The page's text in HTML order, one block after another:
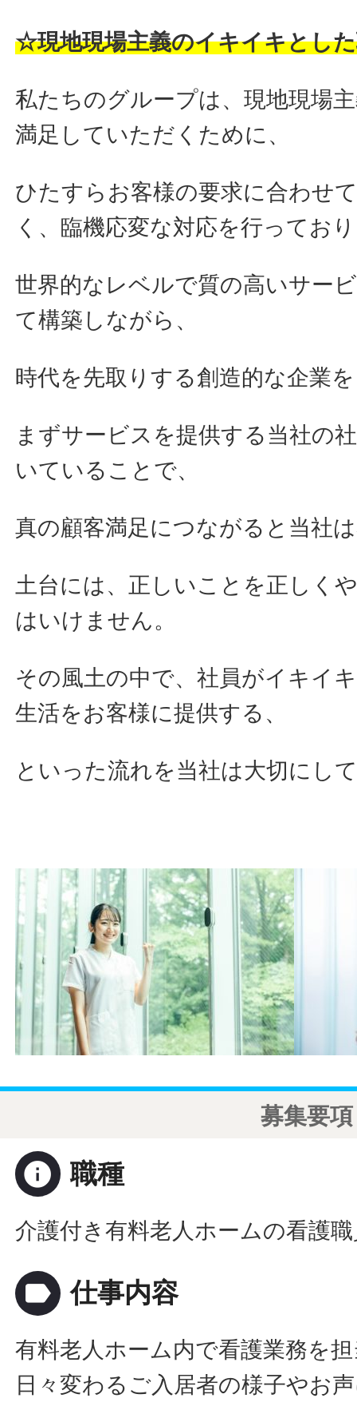
☆現地現場主義のイキイキとし
私たちのグループは、現地現場
満足していただくために、
ひたすらお客様の要求に合わせ
く、臨機応変な対応を行ってお
世界的なレベルで質の高いサー
て構築しながら、
時代を先取りする創造的な企業
まずサービスを提供する当社の
いていることで、
真の顧客満足につながると当社
土台には、正しいことを正しく
はいけません。
その風土の中で、社員がイキイ
生活をお客様に提供する、
といった流れを当社は大切にし
募集要項
info 職種
介護付き有料老人ホームの看護
label 仕事内容
有料老人ホーム内で看護業務を
日々変わるご入居者の様子やお